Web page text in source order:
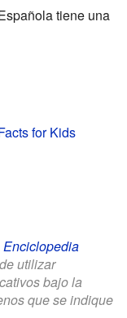
tiene una
for Kids
Enciclopedia
utilizar
bajo la
que se indique